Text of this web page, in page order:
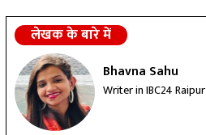
लेखक के बारे में
Bhavna Sahu
Writer in IBC24 Raipur